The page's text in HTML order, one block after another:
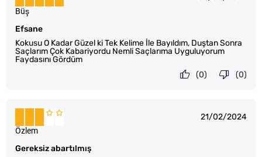
Efsane
Kokusu O Kadar Güzel ki Tek Kelime İle Bayıldım, Duştan Sonra
Saçlarım Çok Kabariyordu Nemli Saçlarıma Uyguluyorum
Faydasını Gördüm
Büş
(0)
(0)
21/02/2024
Gereksiz abartılmış
Özlem